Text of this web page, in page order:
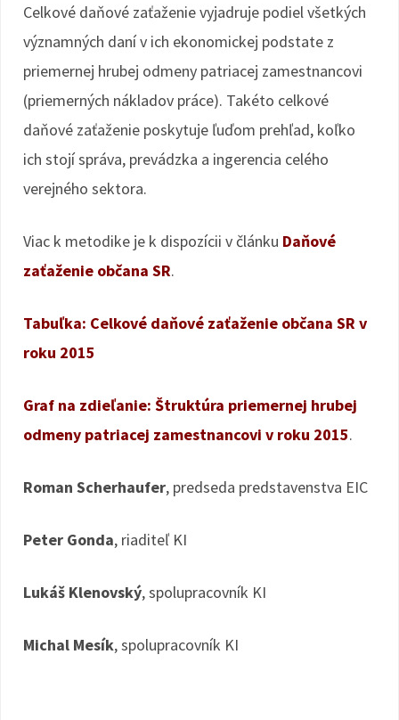
Celkové daňové zaťaženie vyjadruje podiel všetkých
významných daní v ich ekonomickej podstate z
priemernej hrubej odmeny patriacej zamestnancovi
(priemerných nákladov práce). Takéto celkové
daňové zaťaženie poskytuje ľuďom prehľad, koľko
ich stojí správa, prevádzka a ingerencia celého
verejného sektora.
Viac k metodike je k dispozícii v článku Daňové
zaťaženie občana SR.
Tabuľka: Celkové daňové zaťaženie občana SR v
roku 2015
Graf na zdieľanie: Štruktúra priemernej hrubej
odmeny patriacej zamestnancovi v roku 2015.
Roman Scherhaufer, predseda predstavenstva EIC
Peter Gonda, riaditeľ KI
Lukáš Klenovský, spolupracovník KI
Michal Mesík, spolupracovník KI